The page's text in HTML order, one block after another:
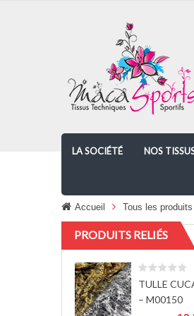
LA SOCIÉTÉ NOS
Accueil Tous les produits
PRODUITS RELIÉS
TULLE
– M00150